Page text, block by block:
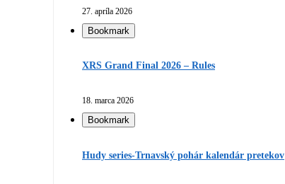
27. apríla 2026
Bookmark
XRS Grand Final 2026 – Rules
18. marca 2026
Bookmark
Hudy series-Trnavský pohár kalendár pretekov